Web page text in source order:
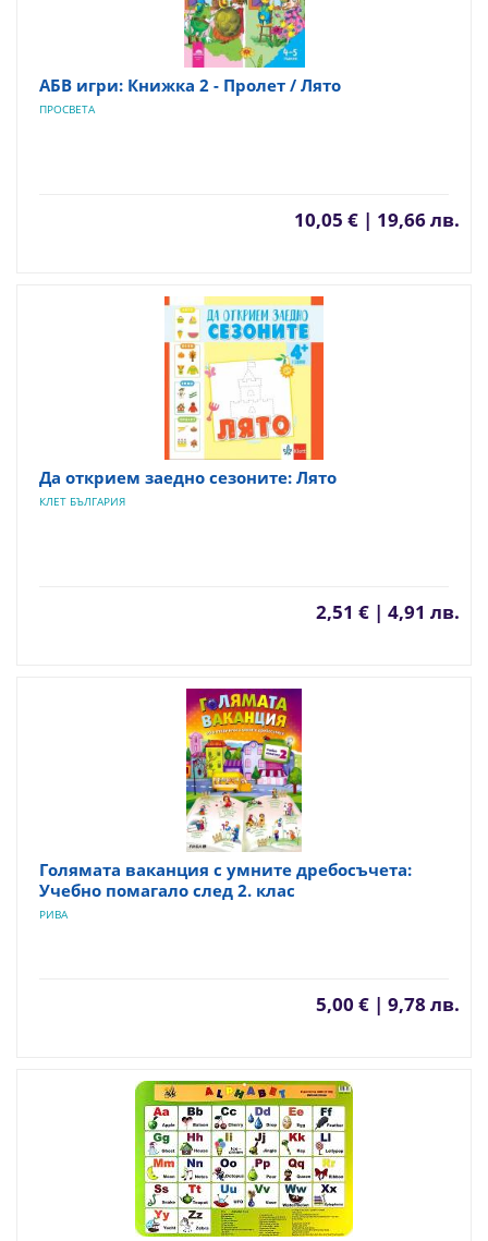
АБВ игри: Книжка 2 - Пролет / Лято
ПРОСВЕТА
10,05 € | 19,66 лв.
Да открием заедно сезоните: Лято
КЛЕТ БЪЛГАРИЯ
2,51 € | 4,91 лв.
Голямата ваканция с умните дребосъчета:
Учебно помагало след 2. клас
РИВА
5,00 € | 9,78 лв.